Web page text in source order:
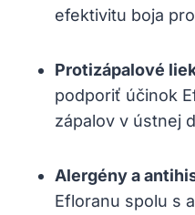
efektivitu boja
Protizápalové
podporiť účinok
zápalov v ústnej
Alergény a
Efloranu spolu s